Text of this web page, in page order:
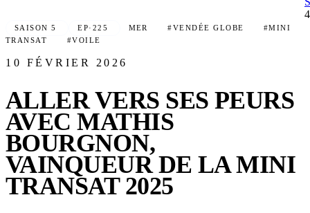
SAISON 5 EP·225 MER #VENDÉE GLOBE
#MINI
TRANSAT
#VOILE
10 FÉVRIER 2026
ALLER VERS SES PEURS
AVEC MATHIS
BOURGNON,
VAINQUEUR DE LA MINI
TRANSAT 2025